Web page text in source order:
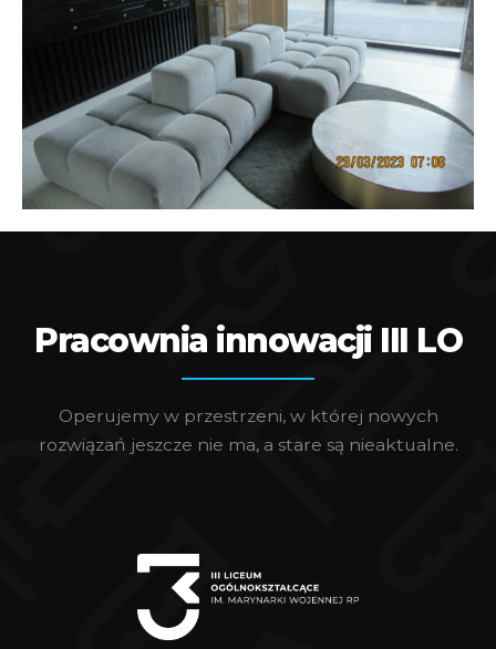
Pracownia innowacji III LO
Operujemy w przestrzeni, w której nowych
rozwiązań jeszcze nie ma, a stare są nieaktualne.